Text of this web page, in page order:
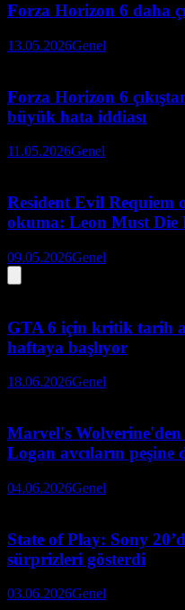
Forza Horizon 6 daha
13.05.2026Genel
Forza Horizon 6
büyük hata iddiası
11.05.2026Genel
Resident Evil Requiem
okuma: Leon Must Die
09.05.2026Genel
GTA 6 için kritik tarih
haftaya başlıyor
18.06.2026Genel
Marvel's
Logan avcıların peşine
04.06.2026Genel
State of Play: Sony
sürprizleri gösterdi
03.06.2026Genel